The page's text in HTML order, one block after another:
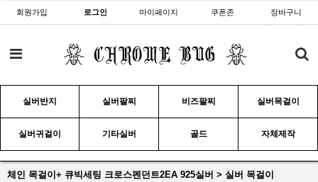
회원가입 로그인 마이페이지 쿠폰존 장바구니
실버반지 실버팔찌 비즈팔찌 실버목걸이
실버귀걸이 기타실버 골드 자체제작
체인 목걸이+ 큐빅세팅 크로스펜던트2EA 925실버 > 실버 목걸이